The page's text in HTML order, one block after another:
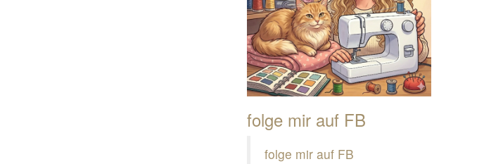
folge mir auf FB
folge mir auf FB